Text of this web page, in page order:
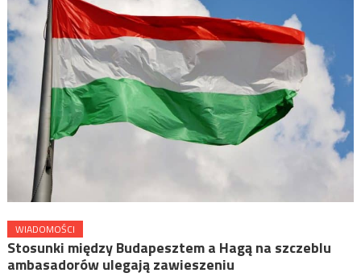
WIADOMOŚCI
Stosunki między Budapesztem a Hagą na szczeblu
ambasadorów ulegają zawieszeniu